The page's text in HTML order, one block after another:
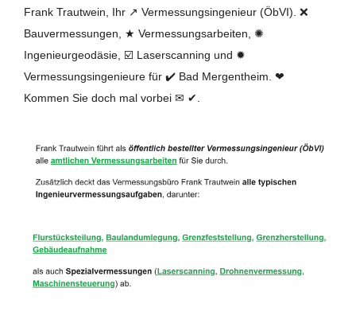
Frank Trautwein, Ihr ↗️ Vermessungsingenieur (ÖbVI). ❌
Bauvermessungen, ★ Vermessungsarbeiten, ✺
Ingenieurgeodäsie, ☑️ Laserscanning und ✹
Vermessungsingenieure für ✔️ Bad Mergentheim. ❤
Kommen Sie doch mal vorbei ✉ ✔.